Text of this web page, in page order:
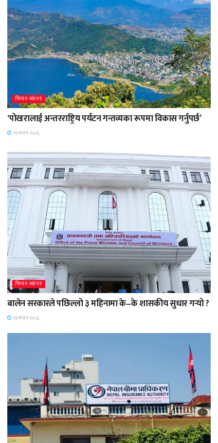
फिचर-ब्यानर
‘पोखरालाई अन्तरराष्ट्रिय पर्यटन गन्तव्यका रूपमा विकास गर्नुपर्छ’
२३ साउन २०८३,
फिचर-ब्यानर
बालेन सरकारले पछिल्लो ३ महिनामा के–के शासकीय सुधार गर्‍यो ?
२३ साउन २०८३,